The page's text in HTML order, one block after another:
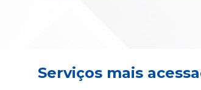
Serviços mais